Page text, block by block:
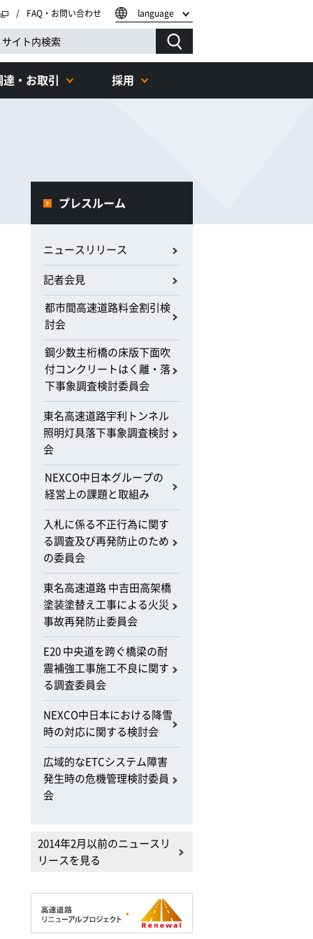
FAQ・お問い合わせ language
達・お取引 採用
プレスルーム
ニュースリリース
記者会見
都市間高速道路料金割引検
討会
鋼少数主桁橋の床版下面吹
付コンクリートはく離・落
下事象調査検討委員会
東名高速道路宇利トンネル
照明灯具落下事象調査検討
会
NEXCO中日本グループの
経営上の課題と取組み
入札に係る不正行為に関す
る調査及び再発防止のため
の委員会
東名高速道路 中吉田高架橋
塗装塗替え工事による火災
事故再発防止委員会
E20 中央道を跨ぐ橋梁の耐
震補強工事施工不良に関す
る調査委員会
NEXCO中日本における降雪
時の対応に関する検討会
広域的なETCシステム障害
発生時の危機管理検討委員
会
2014年2月以前のニュースリ
リースを見る